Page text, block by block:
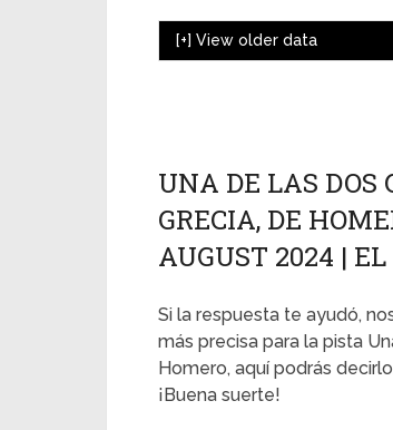
[+] View older data
UNA DE LAS DOS
GRECIA, DE
AUGUST 2024 |
Si la respuesta te ayudó,
más precisa para la pista
Homero, aquí podrás
¡Buena suerte!